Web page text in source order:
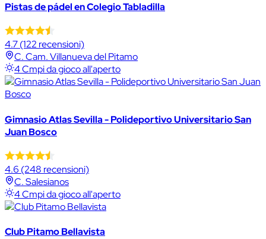
Pistas de pádel en Colegio Tabladilla
4.7(122 recensioni)
C. Cam. Villanueva del Pitamo
4 Cmpi da gioco all'aperto
Gimnasio Atlas Sevilla - Polideportivo Universitario San
Juan Bosco
4.6 (248 recensioni)
C. Salesianos
4 Cmpi da gioco all'aperto
Club Pitamo Bellavista